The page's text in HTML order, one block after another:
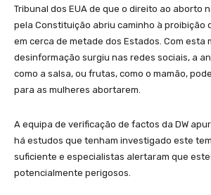
Tribunal dos EUA de que o direito ao aborto
pela Constituição abriu caminho à proibição
em cerca de metade dos Estados. Com esta
desinformação surgiu nas redes sociais, a
como a salsa, ou frutas, como o mamão,
para as mulheres abortarem.
A equipa de verificação de factos da DW
há estudos que tenham investigado este
suficiente e especialistas alertaram que
potencialmente perigosos.